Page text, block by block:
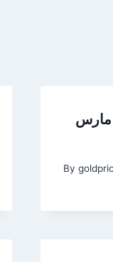
سعر الذهب في تركيا اليوم 04 مارس
By